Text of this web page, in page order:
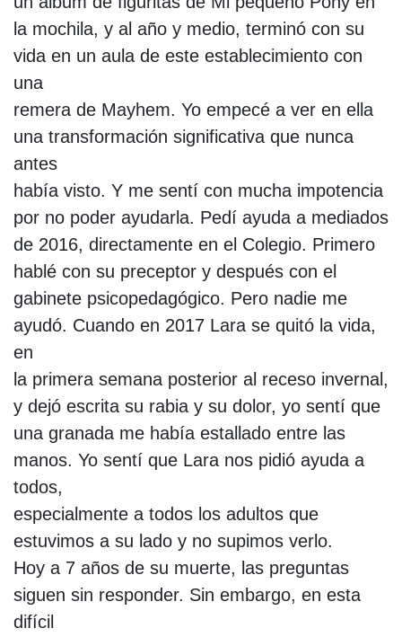
la mochila, y al año y medio, terminó con su
vida en un aula de este establecimiento con
una
remera de Mayhem. Yo empecé a ver en ella
una transformación significativa que nunca
antes
había visto. Y me sentí con mucha impotencia
por no poder ayudarla. Pedí ayuda a mediados
de 2016, directamente en el Colegio. Primero
hablé con su preceptor y después con el
gabinete psicopedagógico. Pero nadie me
ayudó. Cuando en 2017 Lara se quitó la vida,
en
la primera semana posterior al receso invernal,
y dejó escrita su rabia y su dolor, yo sentí que
una granada me había estallado entre las
manos. Yo sentí que Lara nos pidió ayuda a
todos,
especialmente a todos los adultos que
estuvimos a su lado y no supimos verlo.
Hoy a 7 años de su muerte, las preguntas
siguen sin responder. Sin embargo, en esta
difícil